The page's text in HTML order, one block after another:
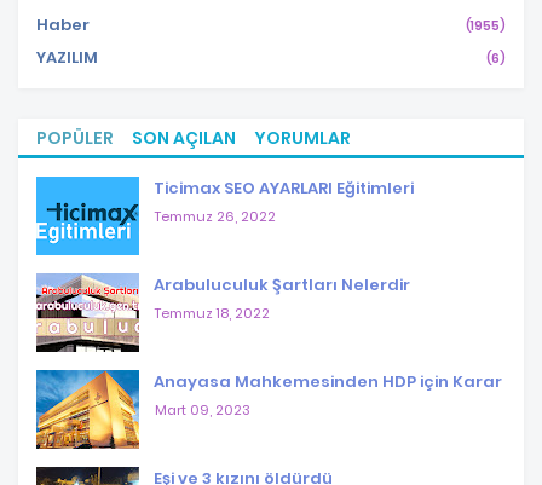
Haber (1955)
YAZILIM (6)
POPÜLER SON AÇILAN YORUMLAR
Ticimax SEO AYARLARI Eğitimleri
Temmuz 26, 2022
Arabuluculuk Şartları Nelerdir
Temmuz 18, 2022
Anayasa Mahkemesinden HDP için Karar
Mart 09, 2023
Eşi ve 3 kızını öldürdü